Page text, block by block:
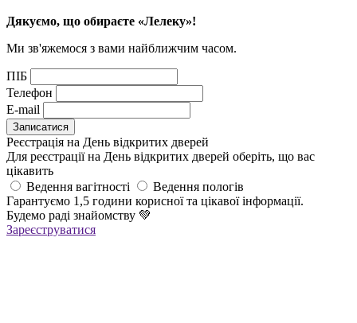
Дякуємо, що обираєте «Лелеку»!
Ми зв'яжемося з вами найближчим часом.
ПІБ
Телефон
E-mail
Реєстрація на День відкритих дверей
Для реєстрації на День відкритих дверей оберіть, що вас
цікавить
Ведення вагітності
Ведення пологів
Гарантуємо 1,5 години корисної та цікавої інформації.
Будемо раді знайомству 💚
Зареєструватися